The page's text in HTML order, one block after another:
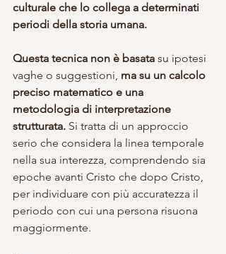
culturale che lo collega a determinati
periodi della storia umana.
Questa tecnica non è basata su ipotesi
vaghe o suggestioni, ma su un calcolo
preciso matematico e una
metodologia di interpretazione
strutturata. Si tratta di un approccio
serio che considera la linea temporale
nella sua interezza, comprendendo sia
epoche avanti Cristo che dopo Cristo,
per individuare con più accuratezza il
periodo con cui una persona risuona
maggiormente.